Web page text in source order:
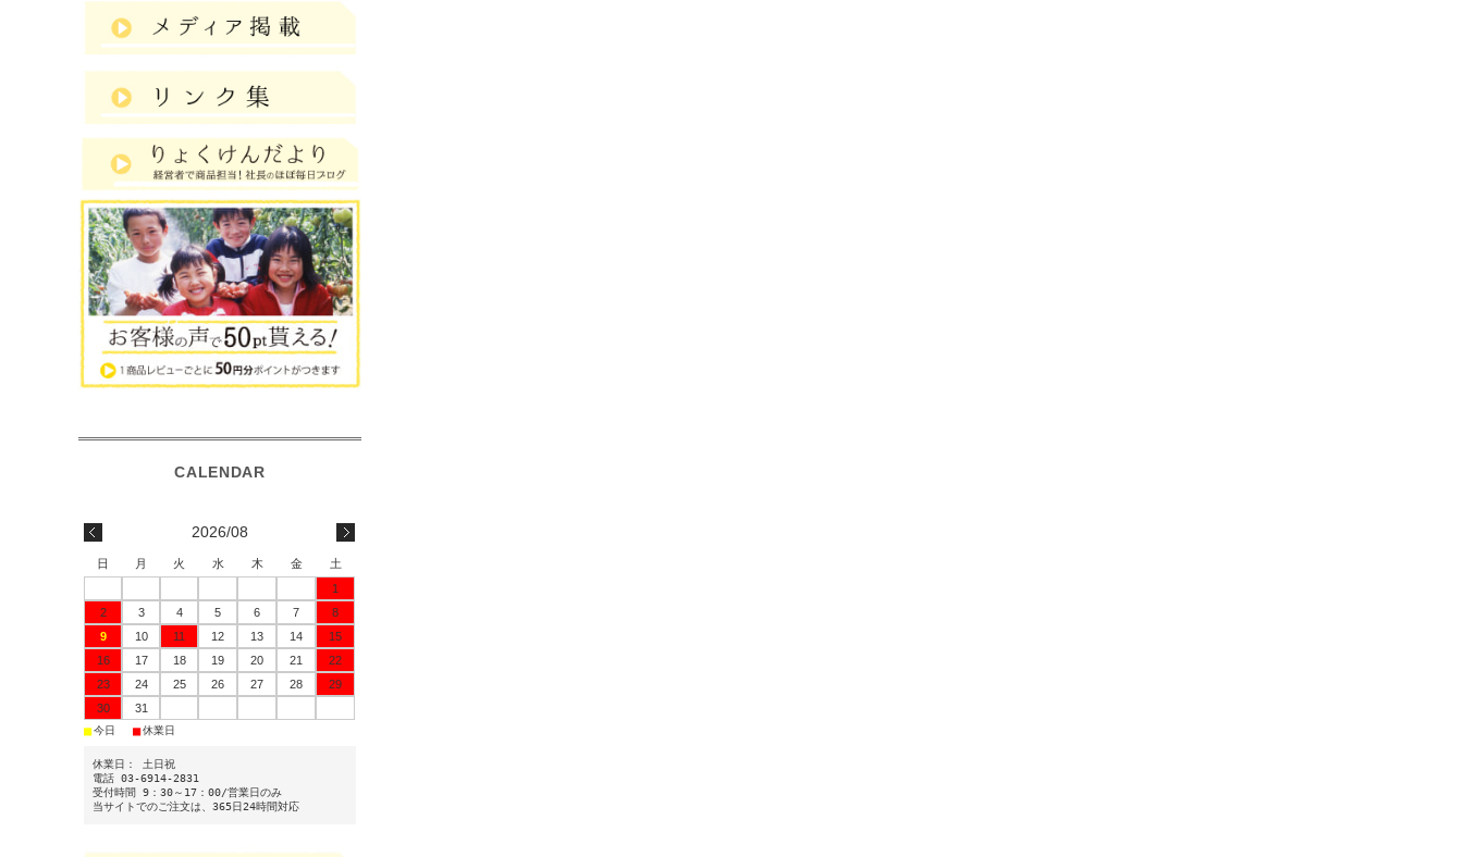
2026/08
日 月 火 水 木 金
土
1
2
3 4 5 6 7
8
9
10 11 12 13 14
15
16
17 18 19 20 21
22
23
24 25 26 27 28
29
30
31
■今日 ■休業日
休業日： 土日祝
電話 03-6914-2831
受付時間 9：30～17：00/営業日のみ
当サイトでのご注文は、365日24時間対応